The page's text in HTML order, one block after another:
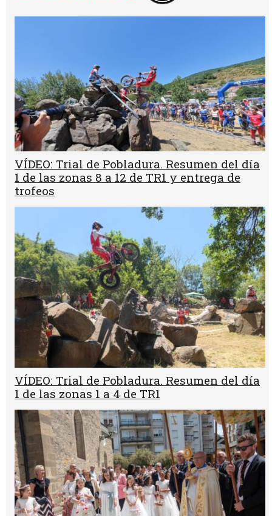
VÍDEO: Trial de Pobladura. Resumen del día
1 de las zonas 8 a 12 de TR1 y entrega de
trofeos
VÍDEO: Trial de Pobladura. Resumen del día
1 de las zonas 1 a 4 de TR1